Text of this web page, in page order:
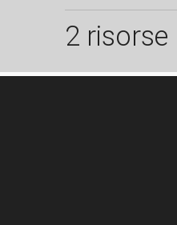
2 risorse